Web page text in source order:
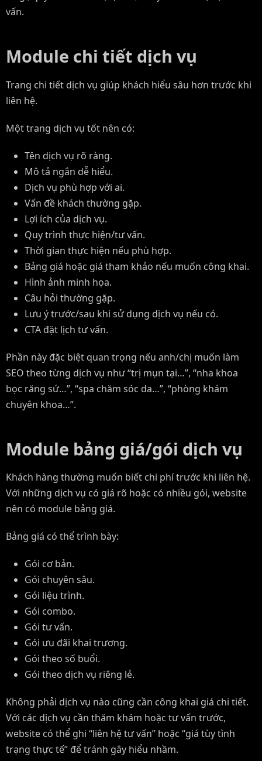
vấn.
Module chi tiết dịch vụ
Trang chi tiết dịch vụ giúp khách hiểu sâu hơn trước khi
liên hệ.
Một trang dịch vụ tốt nên có:
Tên dịch vụ rõ ràng.
Mô tả ngắn dễ hiểu.
Dịch vụ phù hợp với ai.
Vấn đề khách thường gặp.
Lợi ích của dịch vụ.
Quy trình thực hiện/tư vấn.
Thời gian thực hiện nếu phù hợp.
Bảng giá hoặc giá tham khảo nếu muốn công khai.
Hình ảnh minh họa.
Câu hỏi thường gặp.
Lưu ý trước/sau khi sử dụng dịch vụ nếu có.
CTA đặt lịch tư vấn.
Phần này đặc biệt quan trọng nếu anh/chị muốn làm
SEO theo từng dịch vụ như “trị mụn tại…”, “nha khoa
bọc răng sứ…”, “spa chăm sóc da…”, “phòng khám
chuyên khoa…”.
Module bảng giá/gói dịch vụ
Khách hàng thường muốn biết chi phí trước khi liên hệ.
Với những dịch vụ có giá rõ hoặc có nhiều gói, website
nên có module bảng giá.
Bảng giá có thể trình bày:
Gói cơ bản.
Gói chuyên sâu.
Gói liệu trình.
Gói combo.
Gói tư vấn.
Gói ưu đãi khai trương.
Gói theo số buổi.
Gói theo dịch vụ riêng lẻ.
Không phải dịch vụ nào cũng cần công khai giá chi tiết.
Với các dịch vụ cần thăm khám hoặc tư vấn trước,
website có thể ghi “liên hệ tư vấn” hoặc “giá tùy tình
trạng thực tế” để tránh gây hiểu nhầm.